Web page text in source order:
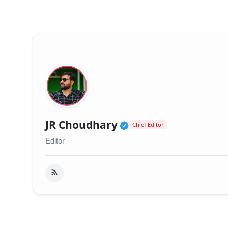
JR Choudhary Verified Public
Chief Editor
Editor